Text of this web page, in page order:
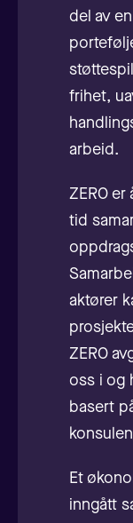
del av
frihet,
arbeid.
ZERO
tid
aktører
ZERO
oss i og
basert
Et
inngått